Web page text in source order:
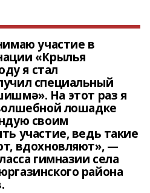
участие в
«Крылья
я стал
специальный
На этот раз я
лошадке
своим
участие, ведь такие
вдохновляют», —
гимназии села
района